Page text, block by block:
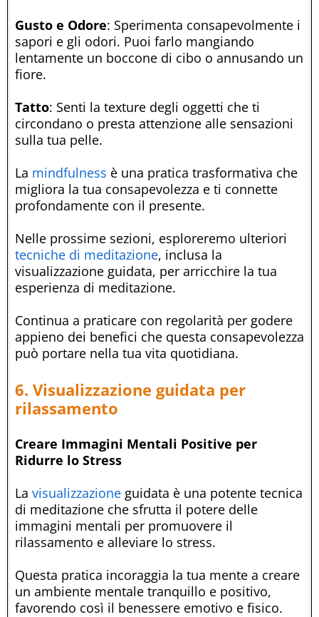
Gusto e Odore: Sperimenta consapevolmente i
sapori e gli odori. Puoi farlo mangiando
lentamente un boccone di cibo o annusando un
fiore.
Tatto: Senti la texture degli oggetti che ti
circondano o presta attenzione alle sensazioni
sulla tua pelle.
La mindfulness è una pratica trasformativa che
migliora la tua consapevolezza e ti connette
profondamente con il presente.
Nelle prossime sezioni, esploreremo ulteriori
tecniche di meditazione, inclusa la
visualizzazione guidata, per arricchire la tua
esperienza di meditazione.
Continua a praticare con regolarità per godere
appieno dei benefici che questa consapevolezza
può portare nella tua vita quotidiana.
6. Visualizzazione guidata per
rilassamento
Creare Immagini Mentali Positive per
Ridurre lo Stress
La visualizzazione guidata è una potente tecnica
di meditazione che sfrutta il potere delle
immagini mentali per promuovere il
rilassamento e alleviare lo stress.
Questa pratica incoraggia la tua mente a creare
un ambiente mentale tranquillo e positivo,
favorendo così il benessere emotivo e fisico.